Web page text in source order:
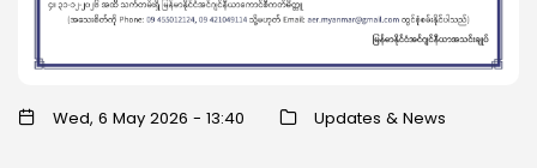
Wed, 6 May 2026 - 13:40 Updates & News